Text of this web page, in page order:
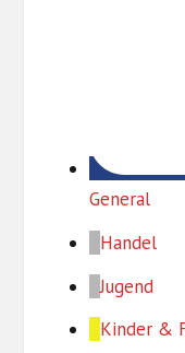
General
Handel
Jugend
Kinder &